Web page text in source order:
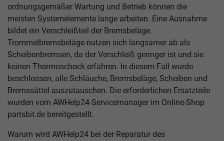
ordnungsgemäßer Wartung und Betrieb können die
meisten Systemelemente lange arbeiten. Eine Ausnahme
bildet ein Verschleißteil der Bremsbeläge.
Trommelbremsbeläge nutzen sich langsamer ab als
Scheibenbremsen, da der Verschleiß geringer ist und sie
keinen Thermoschock erfahren. In diesem Fall wurde
beschlossen, alle Schläuche, Bremsbeläge, Scheiben und
Bremssättel auszutauschen. Die erforderlichen Ersatzteile
wurden vom AWHelp24-Servicemanager im Online-Shop
partsbit.de bereitgestellt.
Warum wird AWHelp24 bei der Reparatur des